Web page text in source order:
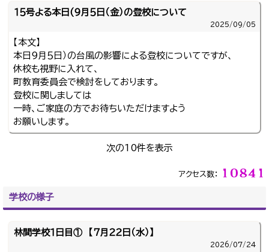
１５号よる本日(９月５日（金）の登校について
2025/09/05
【本文】
本日９月５日）の台風の影響による登校についてですが、
休校も視野に入れて、
町教育委員会で検討をしております。
登校に関しましては
一時、ご家庭の方でお待ちいただけますよう
お願いします。
次の10件を表示
アクセス数：
学校の様子
林間学校１日目① 【７月２２日（水）】
2026/07/24